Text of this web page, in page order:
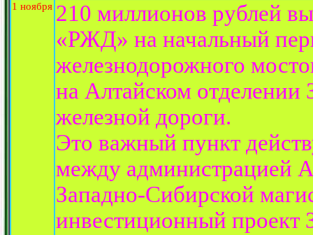
1 ноября 210 миллионов рублей
«РЖД» на начальный
железнодорожного
на Алтайском отделении
железной дороги.
Это важный пункт
между администрацией
Западно-Сибирской
инвестиционный